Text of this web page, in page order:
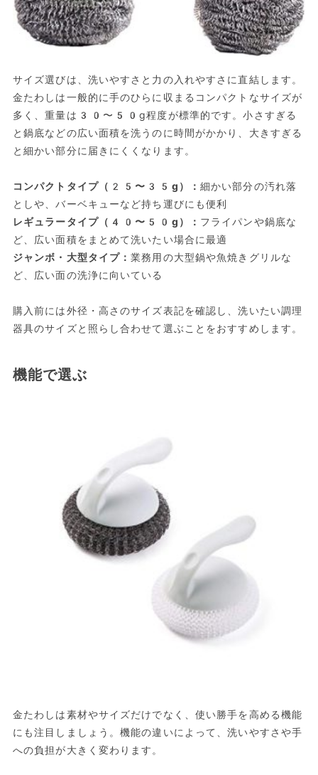
サイズ選びは、洗いやすさと力の入れやすさに直結します。
金たわしは一般的に手のひらに収まるコンパクトなサイズが
多く、重量は30〜50g程度が標準的です。小さすぎる
と鍋底などの広い面積を洗うのに時間がかかり、大きすぎる
と細かい部分に届きにくくなります。
コンパクトタイプ（25〜35g）： 細かい部分の汚れ落
としや、バーベキューなど持ち運びにも便利
レギュラータイプ（40〜50g）： フライパンや鍋底な
ど、広い面積をまとめて洗いたい場合に最適
ジャンボ・大型タイプ：業務用の大型鍋や魚焼きグリルな
ど、広い面の洗浄に向いている
購入前には外径・高さのサイズ表記を確認し、洗いたい調理
器具のサイズと照らし合わせて選ぶことをおすすめします。
機能で選ぶ
金たわしは素材やサイズだけでなく、使い勝手を高める機能
にも注目しましょう。機能の違いによって、洗いやすさや手
への負担が大きく変わります。